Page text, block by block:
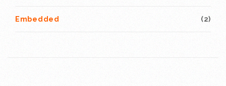
Embedded (2)